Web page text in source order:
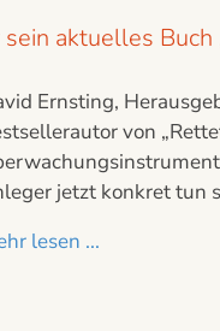
aktuelles
Ernsting,
von
jetzt konkret tun
lesen ...